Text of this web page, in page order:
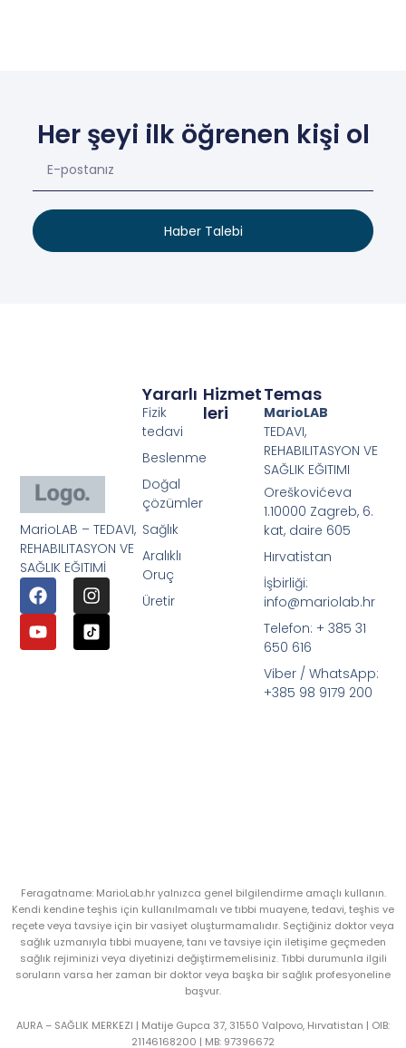
Her şeyi ilk öğrenen kişi ol
Haber Talebi
MarioLAB – TEDAVI,
REHABILITASYON VE
SAĞLIK EĞITIMİ
Hizmet
Leri
Yararlı
Fizik
tedavi
Beslenme
Doğal
çözümler
Sağlık
Aralıklı
Oruç
Üretir
Temas
MarioLAB
TEDAVI,
REHABILITASYON VE
SAĞLIK EĞITIMI
Oreškovićeva
1.10000 Zagreb, 6.
kat, daire 605
Hırvatistan
İşbirliği:
info@mariolab.hr
Telefon: + 385 31
650 616
Viber / WhatsApp:
+385 98 9179 200
Feragatname: MarioLab.hr yalnızca genel bilgilendirme amaçlı kullanın.
Kendi kendine teşhis için kullanılmamalı ve tıbbi muayene, tedavi, teşhis ve
reçete veya tavsiye için bir vasiyet oluşturmamalıdır. Seçtiğiniz doktor veya
sağlık uzmanıyla tıbbi muayene, tanı ve tavsiye için iletişime geçmeden
sağlık rejiminizi veya diyetinizi değiştirmemelisiniz. Tıbbi durumunla ilgili
soruların varsa her zaman bir doktor veya başka bir sağlık profesyoneline
başvur.
AURA – SAĞLIK MERKEZI | Matije Gupca 37, 31550 Valpovo, Hırvatistan | OIB:
21146168200 | MB: 97396672